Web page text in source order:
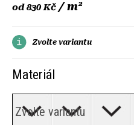
od830 Kč / m²
Zvolte variantu
Materiál